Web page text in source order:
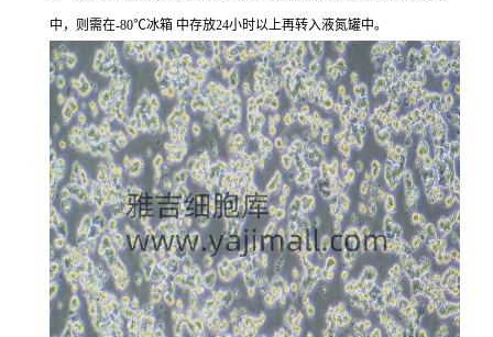
中，则需在-80℃冰箱 中存放24小时以上再转入液氮罐中。